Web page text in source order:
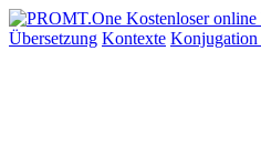
Übersetzung Kontexte Konjugation